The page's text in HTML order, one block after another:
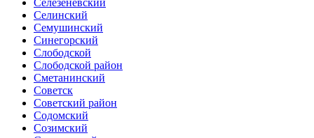
Селинский
Семушинский
Синегорский
Слободской
Слободской район
Сметанинский
Советск
Советский район
Содомский
Созимский